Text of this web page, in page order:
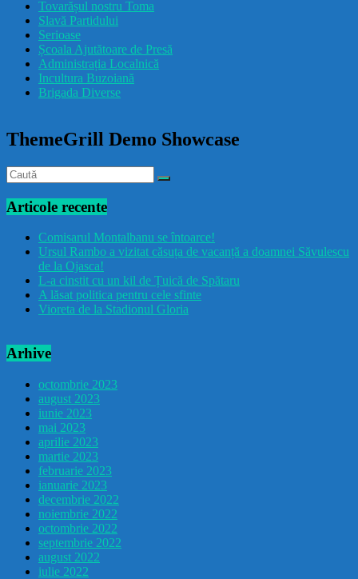
drăcușorulbuzoian
Tovarășul nostru Toma
Slavă Partidului
Serioase
Școala Ajutătoare de Presă
Administrația Localnică
Incultura Buzoiană
Brigada Diverse
ThemeGrill Demo Showcase
Articole recente
Comisarul Montalbanu se întoarce!
Ursul Rambo a vizitat căsuța de vacanță a doamnei Săvulescu
de la Ojasca!
L-a cinstit cu un kil de Țuică de Spătaru
A lăsat politica pentru cele sfinte
Vioreta de la Stadionul Gloria
Arhive
octombrie 2023
august 2023
iunie 2023
mai 2023
aprilie 2023
martie 2023
februarie 2023
ianuarie 2023
decembrie 2022
noiembrie 2022
octombrie 2022
septembrie 2022
august 2022
iulie 2022